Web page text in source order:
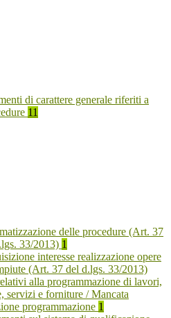
di carattere generale riferiti a
11
delle procedure (Art. 37
33/2013) 1
interesse realizzazione opere
(Art. 37 del d.lgs. 33/2013)
alla programmazione di lavori,
servizi e forniture / Mancata
programmazione 1